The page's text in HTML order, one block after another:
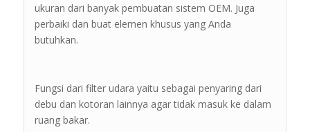
ukuran dari banyak pembuatan sistem OEM. Juga
perbaiki dan buat elemen khusus yang Anda
butuhkan.
Fungsi dari filter udara yaitu sebagai penyaring dari
debu dan kotoran lainnya agar tidak masuk ke dalam
ruang bakar.